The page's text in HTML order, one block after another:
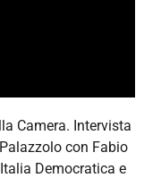
Camera. Intervista
con Fabio
Democratica e